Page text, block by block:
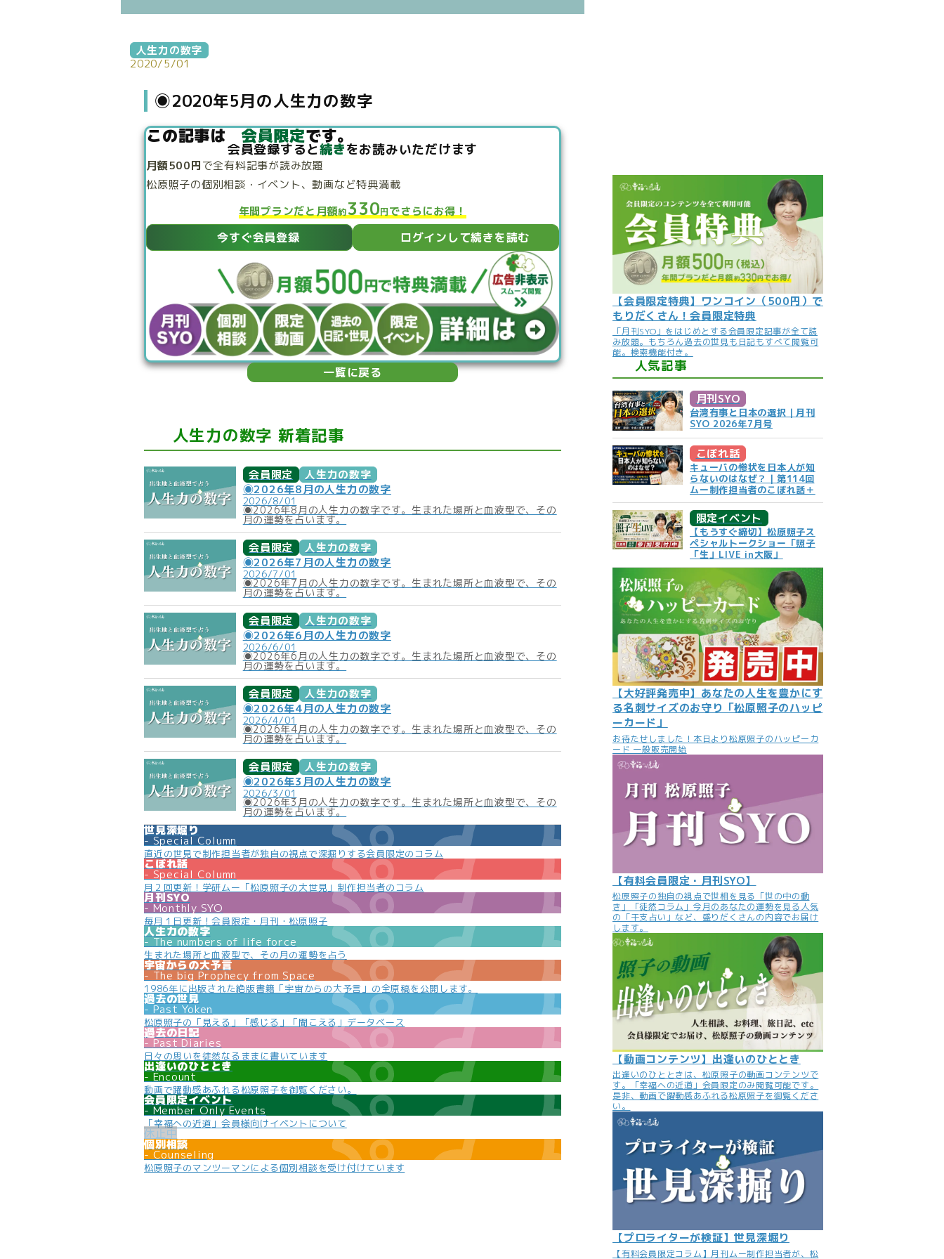
よくある質問
人生力の数字
2020/5/01
◉2020年5月の人生力の数字
この記事は
会員限定です。
会員登録すると続きをお読みいただけます
月額500円で全有料記事が読み放題
松原照子の個別相談・ イベント、動画など特典満載
年間プランだと月額約330円でさらにお得！
今すぐ会員登録 ログインして続きを読む
一覧に戻る
人生力の数字 新着記事
会員限定
人生力の数字
◉2026年8月の人生力の数字
2026/8/01
◉2026年8月の人生力の数字です。生まれた場所と血液型で、その
月の運勢を占います。
会員限定
人生力の数字
◉2026年7月の人生力の数字
2026/7/01
◉2026年7月の人生力の数字です。生まれた場所と血液型で、その
月の運勢を占います。
会員限定
人生力の数字
◉2026年6月の人生力の数字
2026/6/01
◉2026年6月の人生力の数字です。生まれた場所と血液型で、その
月の運勢を占います。
会員限定
人生力の数字
◉2026年4月の人生力の数字
2026/4/01
◉2026年4月の人生力の数字です。生まれた場所と血液型で、その
月の運勢を占います。
会員限定
人生力の数字
◉2026年3月の人生力の数字
2026/3/01
◉2026年3月の人生力の数字です。生まれた場所と血液型で、その
月の運勢を占います。
世見深堀り
Special Column
直近の世見で制作担当者が独自の視点で深掘りする会員限定のコラム
こぼれ話
Special Column
月２回更新！学研ムー「松原照子の大世見」制作担当者のコラム
月刊SYO
Monthly SYO
毎月１日更新！会員限定・月刊・松原照子
人生力の数字
The numbers of life force
生まれた場所と血液型で、その月の運勢を占う
宇宙からの大予言
The big Prophecy from Space
1986年に出版された絶版書籍「宇宙からの大予言」の全原稿を公開します。
過去の世見
Past Yoken
松原照子の「見える」「感じる」「聞こえる」データベース
過去の日記
Past Diaries
日々の思いを徒然なるままに書いています
出逢いのひととき
Encount
動画で躍動感あふれる松原照子を御覧ください。
会員限定イベント
Member Only Events
「幸福への近道」会員様向けイベントについて
個別相談
Counseling
松原照子のマンツーマンによる個別相談を受け付けています
【会員限定特典】ワンコイン（500円）で
もりだくさん！会員限定特典
「月刊SYO」をはじめとする会員限定記事が全て読
み放題。もちろん過去の世見も日記もすべて閲覧可
能。検索機能付き。
人気記事
月刊SYO
台湾有事と日本の選択｜月刊
SYO 2026年7月号
こぼれ話
キューバの惨状を日本人が知
らないのはなぜ？｜第114回
ムー制作担当者のこぼれ話＋
限定イベント
【もうすぐ締切】松原照子ス
ペシャルトークショー「照子
「生」LIVE in大阪」
【大好評発売中】あなたの人生を豊かにす
る名刺サイズのお守り「松原照子のハッピ
ーカード」
お待たせしました！本日より松原照子のハッピーカ
ード 一般販売開始
【有料会員限定・月刊SYO】
松原照子の独自の視点で世相を見る「世の中の動
き」「徒然コラム」今月のあなたの運勢を見る人気
の「干支占い」など、盛りだくさんの内容でお届け
します。
【動画コンテンツ】出逢いのひととき
出逢いのひとときは、松原照子の動画コンテンツで
す。「幸福への近道」会員限定のみ閲覧可能です。
是非、動画で躍動感あふれる松原照子を御覧くださ
い。
【プロライターが検証】世見深堀り
【有料会員限定コラム】月刊ムー制作担当者が、松